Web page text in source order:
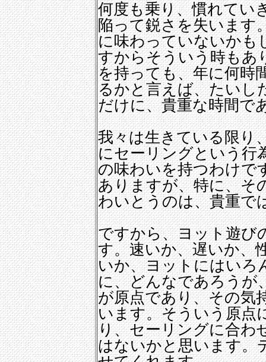
何度も乗り、慣れてい
陥って鋭さを失います
に味わっていないかも
すからそういう時もあ
を持っても、年に何時
るかと言えば、たいし
だけに、貴重な時間で
我々は生きている限り
にセーリングという行
の味わいを持つわけで
ありますが、特に、そ
わいとうのは、貴重で
ですから、ヨット遊び
す。速いか、遅いか、
いか、ヨットにはいろ
に、どんなであろうが
が原点であり、その気
います。そういう原点
り、セーリングに合わ
はないかと思います。